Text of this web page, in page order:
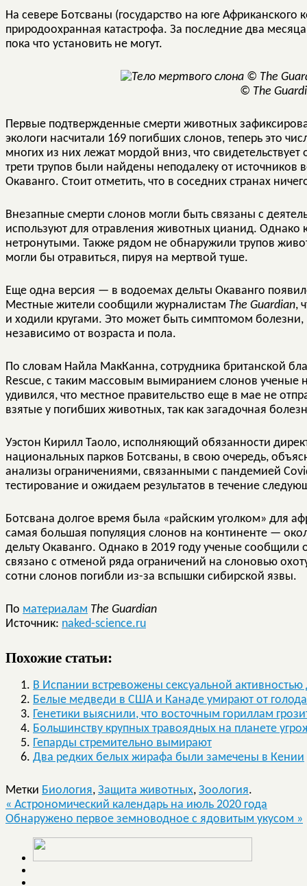
На севере Ботсваны (государство на юге Африканского
природоохранная катастрофа. За последние два
пока что установить не могут.
© The
Первые подтвержденные смерти животных
экологи насчитали 169 погибших слонов, теперь это
многих из них лежат мордой вниз, что
трети трупов были найдены неподалеку от источников
Окаванго. Стоит отметить, что в соседних странах
Внезапные смерти слонов могли быть связаны с
используют для отравления животных цианид. Однако
нетронутыми. Также рядом не обнаружили трупов
могли бы отравиться, пируя на мертвой туше.
Еще одна версия — в водоемах дельты Окаванго
Местные жители сообщили журналистам The Guardian,
и ходили кругами. Это может быть симптомом
независимо от возраста и пола.
По словам Найла МакКанна, сотрудника британской
Rescue, с таким массовым вымиранием слонов ученые
удивился, что местное правительство еще в мае не
взятые у погибших животных, так как загадочная
Уэстон Кирилл Таоло, исполняющий обязанности
национальных парков Ботсваны, в свою очередь,
анализы ограничениями, связанными с пандемией
тестирование и ожидаем результатов в течение
Ботсвана долгое время была «райским уголком» для
самая большая популяция слонов на континенте —
дельту Окаванго. Однако в 2019 году ученые сообщили
связано с отменой ряда ограничений на слоновью
сотни слонов погибли из-за вспышки сибирской язвы.
По материалам The Guardian
Источник: naked-science.ru
Похожие статьи:
В Испании встревожены сексуальной
Белые медведи в США и Канаде умирают от голода
Генетики выяснили, что восточным гориллам
Большинству крупных травоядных на планете
Гепарды стремительно вымирают
Два редких белых жирафа были замечены в Кении
Метки Биология, Защита животных, Зоология.
« Астрономический календарь на июль 2020 года
Обнаружено первое земноводное с ядовитым укусом »